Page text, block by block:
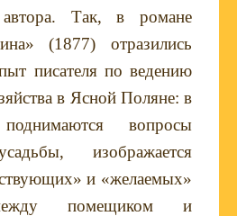
автора. Так, в романе
(1877) отразились
писателя по ведению
в Ясной Поляне: в
вопросы
изображается
и «желаемых»
помещиком и